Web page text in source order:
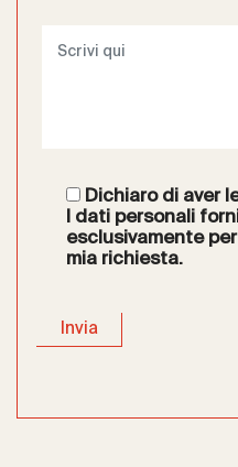
Dichiaro di aver
I dati personali
esclusivamente
mia richiesta.